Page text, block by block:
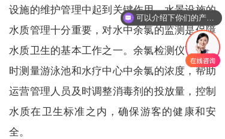
设施的维护管理中起到关键作用。水景设施的
水质管理十分重要，对水中余氯的监测是保障
水质卫生的基本工作之一。余氯检测仪可以实
时测量游泳池和水疗中心中余氯的浓度，帮助
运营管理人员及时调整消毒剂的投放量，控制
水质在卫生标准之内，确保游客的健康和安
全。
可以介绍下你们的产品么